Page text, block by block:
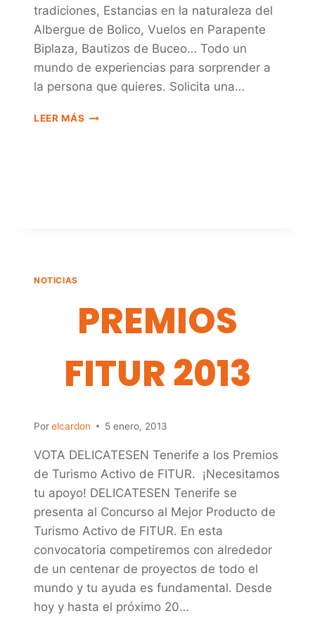
tradiciones, Estancias en la naturaleza del
Albergue de Bolico, Vuelos en Parapente
Biplaza, Bautizos de Buceo… Todo un
mundo de experiencias para sorprender a
la persona que quieres. Solicita una…
LEER MÁS REGALA
NOTICIAS
PREMIOS
FITUR 2013
Porelcardon 5 enero, 2013
VOTA DELICATESEN Tenerife a los Premios
de Turismo Activo de FITUR. ¡Necesitamos
tu apoyo! DELICATESEN Tenerife se
presenta al Concurso al Mejor Producto de
Turismo Activo de FITUR. En esta
convocatoria competiremos con alrededor
de un centenar de proyectos de todo el
mundo y tu ayuda es fundamental. Desde
hoy y hasta el próximo 20…